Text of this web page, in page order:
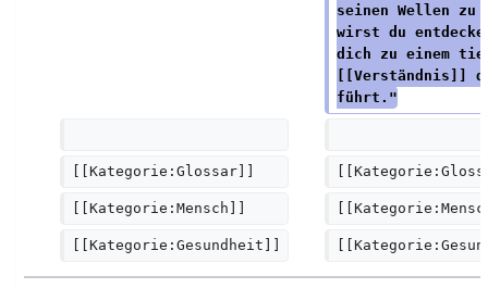
seinen Wellen
wirst du
dich zu einem
[[Verständnis]]
führt."
[[Kategorie:Glossar]]
[[Kategorie:Mensch]]
[[Kategorie:Gesundheit]]